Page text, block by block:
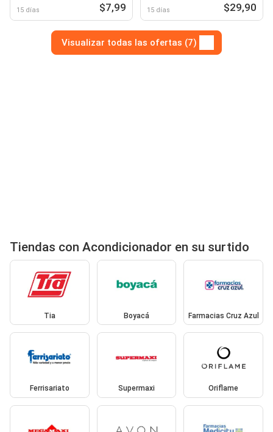
15 días $7,99 15 días $29,90
Visualizar todas las ofertas (7)
Tiendas con Acondicionador en su surtido
Tia Boyacá Farmacias Cruz Azul
Ferrisariato Supermaxi Oriflame